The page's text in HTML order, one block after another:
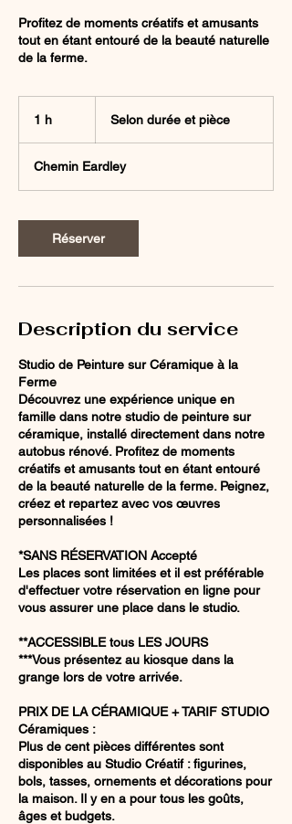
Profitez de moments créatifs et amusants
tout en étant entouré de la beauté naturelle
de la ferme.
1 h Selon durée et pièce
Chemin Eardley
Réserver
Description du service
Studio de Peinture sur Céramique à la
Ferme
Découvrez une expérience unique en
famille dans notre studio de peinture sur
céramique, installé directement dans notre
autobus rénové. Profitez de moments
créatifs et amusants tout en étant entouré
de la beauté naturelle de la ferme. Peignez,
créez et repartez avec vos œuvres
personnalisées !
*SANS RÉSERVATION Accepté
Les places sont limitées et il est préférable
d'effectuer votre réservation en ligne pour
vous assurer une place dans le studio.
**ACCESSIBLE tous LES JOURS
***Vous présentez au kiosque dans la
grange lors de votre arrivée.
PRIX DE LA CÉRAMIQUE + TARIF STUDIO
Céramiques :
Plus de cent pièces différentes sont
disponibles au Studio Créatif : figurines,
bols, tasses, ornements et décorations pour
la maison. Il y en a pour tous les goûts,
âges et budgets.